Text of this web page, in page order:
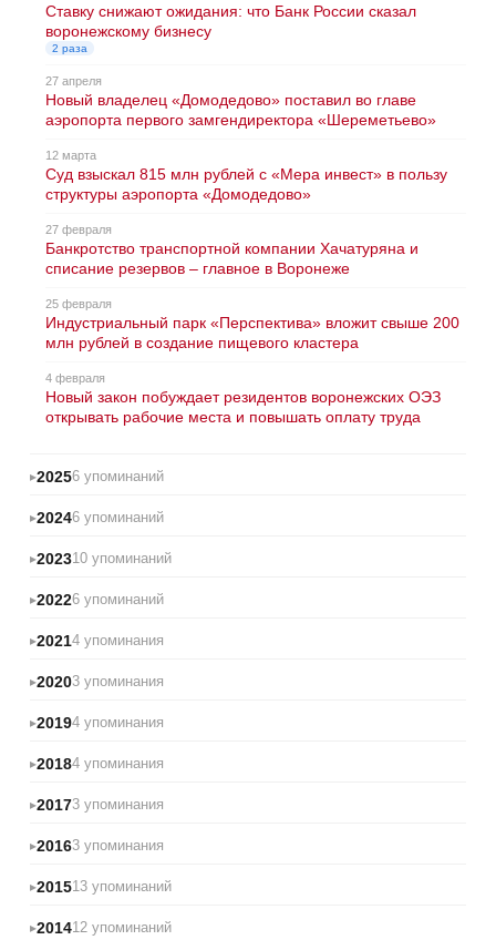
Ставку снижают ожидания: что Банк России сказал
воронежскому бизнесу
2 раза
27 апреля
Новый владелец «Домодедово» поставил во главе
аэропорта первого замгендиректора «Шереметьево»
12 марта
Суд взыскал 815 млн рублей с «Мера инвест» в пользу
структуры аэропорта «Домодедово»
27 февраля
Банкротство транспортной компании Хачатуряна и
списание резервов – главное в Воронеже
25 февраля
Индустриальный парк «Перспектива» вложит свыше 200
млн рублей в создание пищевого кластера
4 февраля
Новый закон побуждает резидентов воронежских ОЭЗ
открывать рабочие места и повышать оплату труда
20256 упоминаний
20246 упоминаний
202310 упоминаний
20226 упоминаний
20214 упоминания
20203 упоминания
20194 упоминания
20184 упоминания
20173 упоминания
20163 упоминания
201513 упоминаний
201412 упоминаний